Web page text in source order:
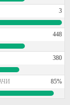
3
448
380
85%